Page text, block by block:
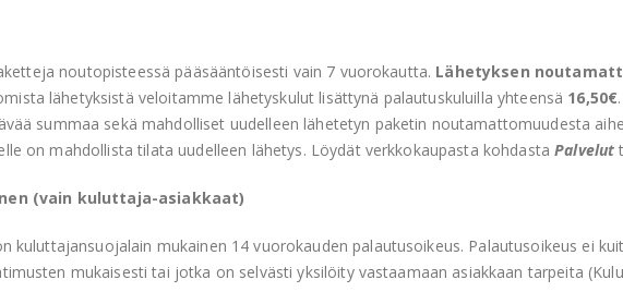
noutopisteessä pääsääntöisesti vain 7 vuorokautta. Lähetyksen
lähetyksistä veloitamme lähetyskulut lisättynä palautuskuluilla yhteensä 16,50€
summaa sekä mahdolliset uudelleen lähetetyn paketin noutamattomuudesta
on mahdollista tilata uudelleen lähetys. Löydät verkkokaupasta kohdastaPalvelut
(vain kuluttaja-asiakkaat)
kuluttajansuojalain mukainen 14 vuorokauden palautusoikeus. Palautusoikeus ei
mukaisesti tai jotka on selvästi yksilöity vastaamaan asiakkaan tarpeita